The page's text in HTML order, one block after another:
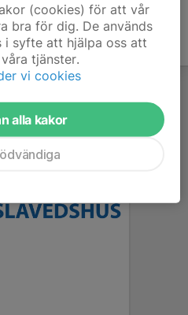
(cookies) för att vår
bra för dig. De används
i syfte att hjälpa oss att
tjänster.
vi cookies
alla kakor